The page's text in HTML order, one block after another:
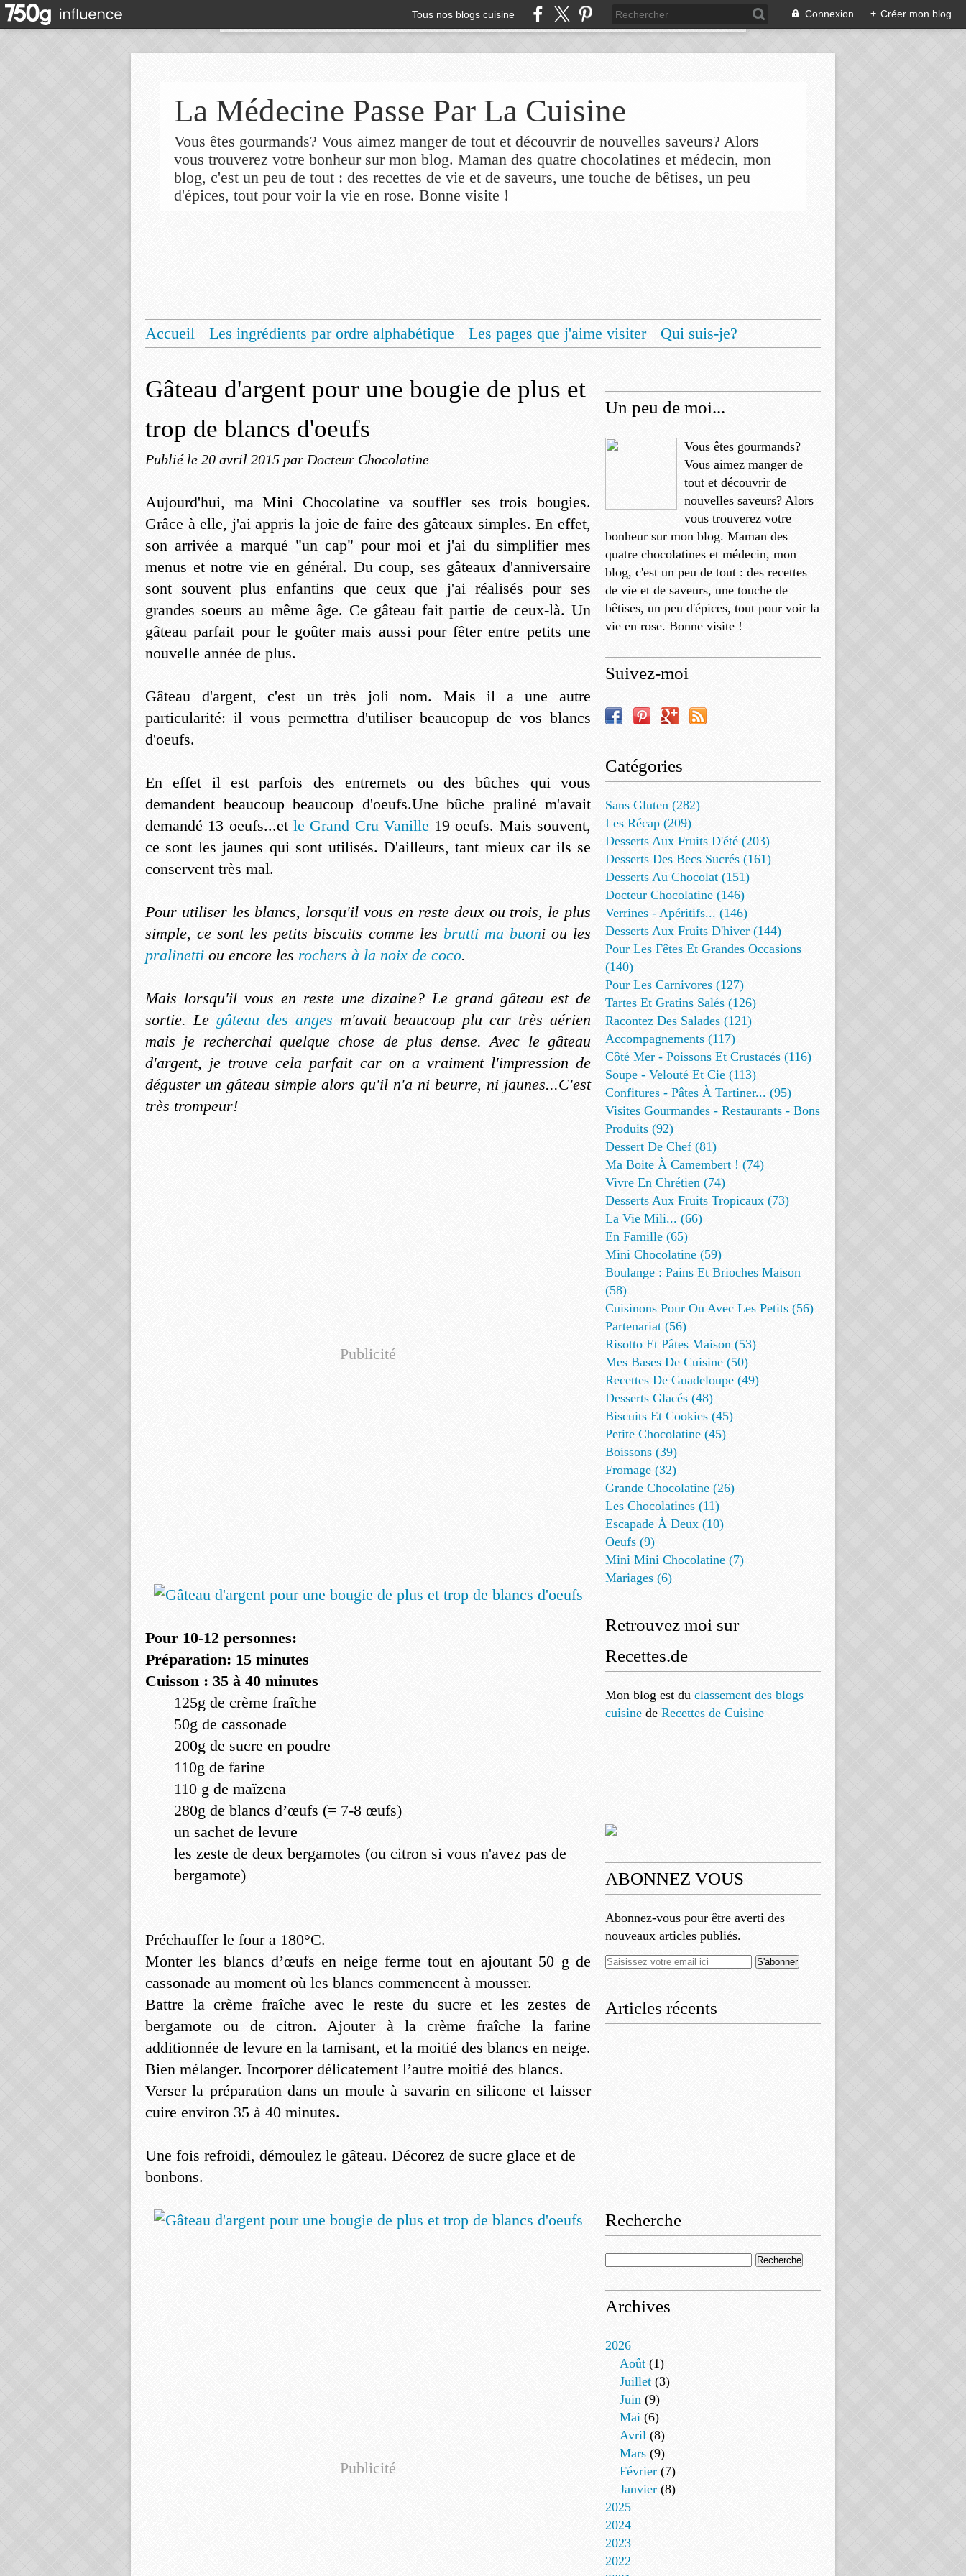
Tous nos blogs cuisine Connexion + Créer mon blog
La Médecine Passe Par La Cuisine
Vous êtes gourmands? Vous aimez manger de tout et découvrir de nouvelles saveurs? Alors
vous trouverez votre bonheur sur mon blog. Maman des quatre chocolatines et médecin, mon
blog, c'est un peu de tout : des recettes de vie et de saveurs, une touche de bêtises, un peu
d'épices, tout pour voir la vie en rose. Bonne visite !
Accueil Les ingrédients par ordre alphabétique Les pages que j'aime visiter
Qui suis-je?
Gâteau d'argent pour une bougie de plus et
trop de blancs d'oeufs
Publié le 20 avril 2015 par Docteur Chocolatine
Aujourd'hui, ma Mini Chocolatine va souffler ses trois bougies.
Grâce à elle, j'ai appris la joie de faire des gâteaux simples. En effet,
son arrivée a marqué "un cap" pour moi et j'ai du simplifier mes
menus et notre vie en général. Du coup, ses gâteaux d'anniversaire
sont souvent plus enfantins que ceux que j'ai réalisés pour ses
grandes soeurs au même âge. Ce gâteau fait partie de ceux-là. Un
gâteau parfait pour le goûter mais aussi pour fêter entre petits une
nouvelle année de plus.
Gâteau d'argent, c'est un très joli nom. Mais il a une autre
particularité: il vous permettra d'utiliser beaucopup de vos blancs
d'oeufs.
En effet il est parfois des entremets ou des bûches qui vous
demandent beaucoup beaucoup d'oeufs.Une bûche praliné m'avait
demandé 13 oeufs...et le Grand Cru Vanille 19 oeufs. Mais souvent,
ce sont les jaunes qui sont utilisés. D'ailleurs, tant mieux car ils se
conservent très mal.
Pour utiliser les blancs, lorsqu'il vous en reste deux ou trois, le plus
simple, ce sont les petits biscuits comme les brutti ma buoni ou les
pralinetti ou encore les rochers à la noix de coco.
Mais lorsqu'il vous en reste une dizaine? Le grand gâteau est de
sortie. Le gâteau des anges m'avait beaucoup plu car très aérien
mais je recherchai quelque chose de plus dense. Avec le gâteau
d'argent, je trouve cela parfait car on a vraiment l'impression de
déguster un gâteau simple alors qu'il n'a ni beurre, ni jaunes...C'est
très trompeur!
Publicité
Pour 10-12 personnes:
Préparation: 15 minutes
Cuisson : 35 à 40 minutes
125g de crème fraîche
50g de cassonade
200g de sucre en poudre
110g de farine
110 g de maïzena
280g de blancs d’œufs (= 7-8 œufs)
un sachet de levure
les zeste de deux bergamotes (ou citron si vous n'avez pas de
bergamote)
Préchauffer le four a 180°C.
Monter les blancs d’œufs en neige ferme tout en ajoutant 50 g de
cassonade au moment où les blancs commencent à mousser.
Battre la crème fraîche avec le reste du sucre et les zestes de
bergamote ou de citron. Ajouter à la crème fraîche la farine
additionnée de levure en la tamisant, et la moitié des blancs en neige.
Bien mélanger. Incorporer délicatement l’autre moitié des blancs.
Verser la préparation dans un moule à savarin en silicone et laisser
cuire environ 35 à 40 minutes.
Une fois refroidi, démoulez le gâteau. Décorez de sucre glace et de
bonbons.
Publicité
Un peu de moi...
Vous êtes gourmands?
Vous aimez manger de
tout et découvrir de
nouvelles saveurs? Alors
vous trouverez votre
bonheur sur mon blog. Maman des
quatre chocolatines et médecin, mon
blog, c'est un peu de tout : des recettes
de vie et de saveurs, une touche de
bêtises, un peu d'épices, tout pour voir la
vie en rose. Bonne visite !
Suivez-moi
Catégories
Sans Gluten (282)
Les Récap (209)
Desserts Aux Fruits D'été (203)
Desserts Des Becs Sucrés (161)
Desserts Au Chocolat (151)
Docteur Chocolatine (146)
Verrines - Apéritifs... (146)
Desserts Aux Fruits D'hiver (144)
Pour Les Fêtes Et Grandes Occasions
(140)
Pour Les Carnivores (127)
Tartes Et Gratins Salés (126)
Racontez Des Salades (121)
Accompagnements (117)
Côté Mer - Poissons Et Crustacés (116)
Soupe - Velouté Et Cie (113)
Confitures - Pâtes À Tartiner... (95)
Visites Gourmandes - Restaurants - Bons
Produits (92)
Dessert De Chef (81)
Ma Boite À Camembert ! (74)
Vivre En Chrétien (74)
Desserts Aux Fruits Tropicaux (73)
La Vie Mili... (66)
En Famille (65)
Mini Chocolatine (59)
Boulange : Pains Et Brioches Maison
(58)
Cuisinons Pour Ou Avec Les Petits (56)
Partenariat (56)
Risotto Et Pâtes Maison (53)
Mes Bases De Cuisine (50)
Recettes De Guadeloupe (49)
Desserts Glacés (48)
Biscuits Et Cookies (45)
Petite Chocolatine (45)
Boissons (39)
Fromage (32)
Grande Chocolatine (26)
Les Chocolatines (11)
Escapade À Deux (10)
Oeufs (9)
Mini Mini Chocolatine (7)
Mariages (6)
Retrouvez moi sur
Recettes.de
Mon blog est du classement des blogs
cuisine de Recettes de Cuisine
ABONNEZ VOUS
Abonnez-vous pour être averti des
nouveaux articles publiés.
Articles récents
Recherche
Archives
2026
Août (1)
Juillet (3)
Juin (9)
Mai (6)
Avril (8)
Mars (9)
Février (7)
Janvier (8)
2025
2024
2023
2022